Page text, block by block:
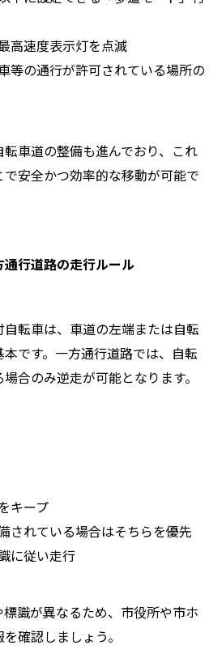
高速度表示灯を点滅
等の通行が許可されている場所の
車道の整備も進んでおり、これ
安全かつ効率的な移動が可能で
行道路の走行ルール
転車は、車道の左端または自転
です。一方通行道路では、自転
合のみ逆走が可能となります。
キープ
されている場合はそちらを優先
に従い走行
識が異なるため、市役所や市ホ
確認しましょう。